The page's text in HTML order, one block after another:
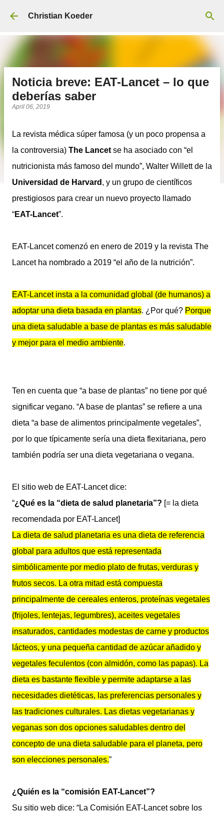
Skip to main content
Christian Koeder
Noticia breve: EAT-Lancet – lo que
deberías saber
April 06, 2019
La revista médica súper famosa (y un poco propensa a
la controversia) The Lancet se ha asociado con “el
nutricionista más famoso del mundo”, Walter Willett de la
Universidad de Harvard , y un grupo de científicos
prestigiosos para crear un nuevo proyecto llamado
“EAT-Lancet”.
EAT-Lancet comenzó en enero de 2019 y la revista The
Lancet ha nombrado a 2019 “el año de la nutrición”.
EAT-Lancet insta a la comunidad global (de humanos) a
adoptar una dieta basada en plantas. ¿Por qué? Porque
una dieta saludable a base de plantas es más saludable
y mejor para el medio ambiente.
Ten en cuenta que “a base de plantas” no tiene por qué
significar vegano. “A base de plantas” se refiere a una
dieta “a base de alimentos principalmente vegetales”,
por lo que típicamente sería una dieta flexitariana, pero
también podría ser una dieta vegetariana o vegana.
El sitio web de EAT-Lancet dice:
“¿Qué es la “dieta de salud planetaria”? [= la dieta
recomendada por EAT-Lancet]
La dieta de salud planetaria es una dieta de referencia
global para adultos que está representada
simbólicamente por medio plato de frutas, verduras y
frutos secos. La otra mitad está compuesta
principalmente de cereales enteros, proteínas vegetales
(frijoles, lentejas, legumbres), aceites vegetales
insaturados, cantidades modestas de carne y productos
lácteos, y una pequeña cantidad de azúcar añadido y
vegetales feculentos (con almidón, como las papas). La
dieta es bastante flexible y permite adaptarse a las
necesidades dietéticas, las preferencias personales y
las tradiciones culturales. Las dietas vegetarianas y
veganas son dos opciones saludables dentro del
concepto de una dieta saludable para el planeta, pero
son elecciones personales.”
¿Quién es la “comisión EAT-Lancet”?
Su sitio web dice: “La Comisión EAT-Lancet sobre los